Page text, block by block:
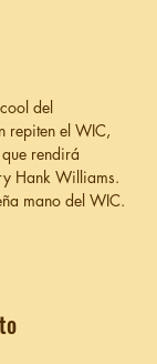
del
repiten el WIC,
rendirá
Hank Williams.
mano del WIC.